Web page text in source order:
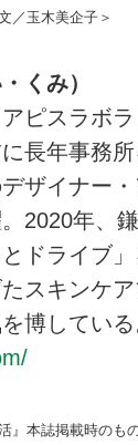
／玉木美企子＞
くみ）
ピスラボ
長年事務
ザイナー
2020年、
ドライブ」
スキンケ
博している
』本誌掲載時のも